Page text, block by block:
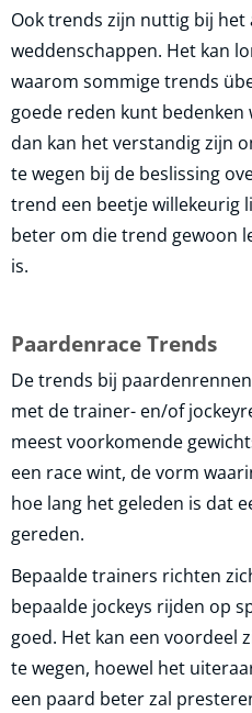
Ook trends zijn nuttig bij het
weddenschappen. Het kan
waarom sommige trends
goede reden kunt
dan kan het verstandig zijn
te wegen bij de beslissing
trend een beetje willekeurig
beter om die trend gewoon
is.
Paardenrace Trends
De trends bij
met de trainer- en/of
meest voorkomende
een race wint, de vorm
hoe lang het geleden is dat
gereden.
Bepaalde trainers richten
bepaalde jockeys rijden op
goed. Het kan een voordeel
te wegen, hoewel het
een paard beter zal